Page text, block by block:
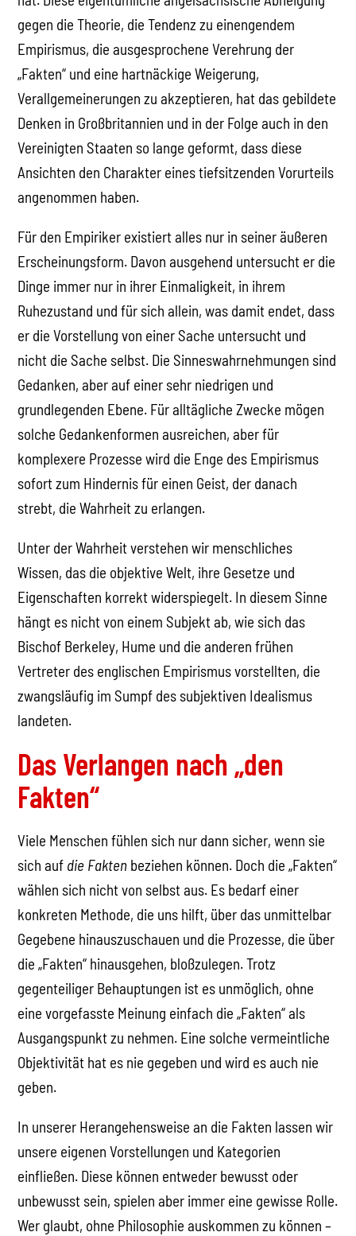
gegen die Theorie, die Tendenz zu einengendem
Empirismus, die ausgesprochene Verehrung der
„Fakten“ und eine hartnäckige Weigerung,
Verallgemeinerungen zu akzeptieren, hat das gebildete
Denken in Großbritannien und in der Folge auch in den
Vereinigten Staaten so lange geformt, dass diese
Ansichten den Charakter eines tiefsitzenden Vorurteils
angenommen haben.
Für den Empiriker existiert alles nur in seiner äußeren
Erscheinungsform. Davon ausgehend untersucht er die
Dinge immer nur in ihrer Einmaligkeit, in ihrem
Ruhezustand und für sich allein, was damit endet, dass
er die Vorstellung von einer Sache untersucht und
nicht die Sache selbst. Die Sinneswahrnehmungen sind
Gedanken, aber auf einer sehr niedrigen und
grundlegenden Ebene. Für alltägliche Zwecke mögen
solche Gedankenformen ausreichen, aber für
komplexere Prozesse wird die Enge des Empirismus
sofort zum Hindernis für einen Geist, der danach
strebt, die Wahrheit zu erlangen.
Unter der Wahrheit verstehen wir menschliches
Wissen, das die objektive Welt, ihre Gesetze und
Eigenschaften korrekt widerspiegelt. In diesem Sinne
hängt es nicht von einem Subjekt ab, wie sich das
Bischof Berkeley, Hume und die anderen frühen
Vertreter des englischen Empirismus vorstellten, die
zwangsläufig im Sumpf des subjektiven Idealismus
landeten.
Das Verlangen nach „den
Fakten“
Viele Menschen fühlen sich nur dann sicher, wenn sie
sich auf die Fakten beziehen können. Doch die „Fakten“
wählen sich nicht von selbst aus. Es bedarf einer
konkreten Methode, die uns hilft, über das unmittelbar
Gegebene hinauszuschauen und die Prozesse, die über
die „Fakten“ hinausgehen, bloßzulegen. Trotz
gegenteiliger Behauptungen ist es unmöglich, ohne
eine vorgefasste Meinung einfach die „Fakten“ als
Ausgangspunkt zu nehmen. Eine solche vermeintliche
Objektivität hat es nie gegeben und wird es auch nie
geben.
In unserer Herangehensweise an die Fakten lassen wir
unsere eigenen Vorstellungen und Kategorien
einfließen. Diese können entweder bewusst oder
unbewusst sein, spielen aber immer eine gewisse Rolle.
Wer glaubt, ohne Philosophie auskommen zu können –